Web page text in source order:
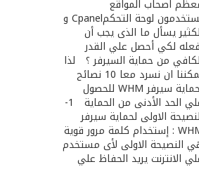
اصحاب المواقع
يستخدمون لوحة التحكمCpanel و
يسأل ما الذى يجب أن
لكي أحصل علي القدر
من حماية السيرفر ؟ لذا
يمكننا ان نسرد معا 10 نصائح
لحماية سيرفر WHM للحصول
علي الحد الأدنى من الحماية 1-
اﻻولى لحماية سيرفر
WHM : إستخدام كلمة مرور قوية
النصيحة اﻻولى لأى مستخدم
اﻻنترنت يريد الحفاظ علي